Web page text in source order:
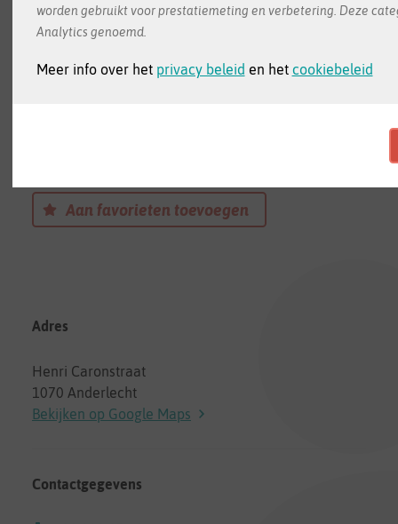
worden gebruikt voor prestatiemeting en verbetering. Deze
Analytics genoemd.
Meer info over het privacy beleid en het cookiebeleid
informatie die we ontvangen hebben
Aan favorieten toevoegen
Adres
Henri Caronstraat
1070 Anderlecht
Bekijken op Google Maps
Contactgegevens